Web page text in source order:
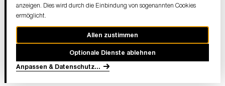
anzeigen. Dies wird durch die Einbindung von sogenannten Cookies
ermöglicht.
Allen zustimmen
Optionale Dienste ablehnen
Anpassen & Datenschutz...